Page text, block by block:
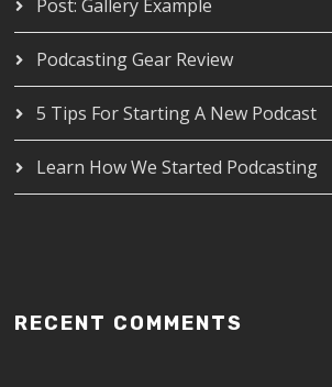
Post: Gallery Example
Podcasting Gear Review
5 Tips For Starting A New Podcast
Learn How We Started Podcasting
RECENT COMMENTS